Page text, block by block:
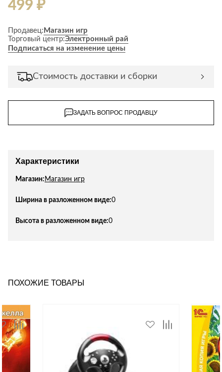
сна
Кровати
Матрасы
Кухонные
Средства
индивидуальной
499 ₽
Продавец: Магазин игр
Торговый центр:Электронный рай
Подписаться на изменение цены
Стоимость доставки и сборки
ЗАДАТЬ ВОПРОС ПРОДАВЦУ
Характеристики
Магазин: Магазин игр
Ширина в разложенном виде:0
Высота в разложенном виде:0
ПОХОЖИЕ ТОВАРЫ